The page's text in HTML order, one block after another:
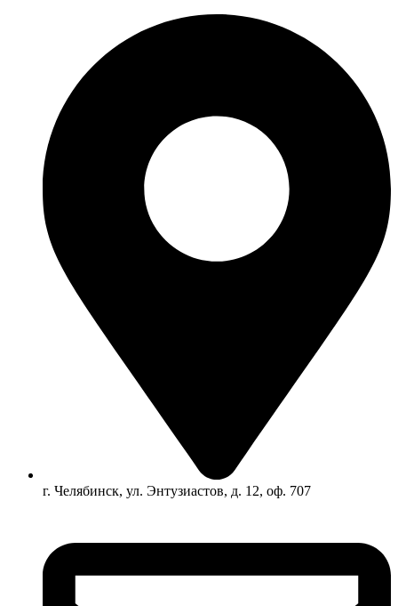
г. Челябинск, ул. Энтузиастов, д. 12, оф. 707